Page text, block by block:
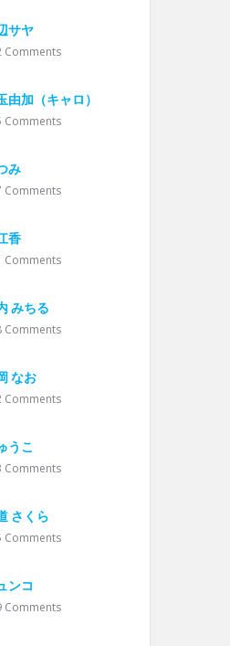
サヤ
Comments
由加（キャロ）
Comments
み
Comments
香
Comments
みちる
Comments
なお
Comments
うこ
Comments
さくら
Comments
ンコ
Comments